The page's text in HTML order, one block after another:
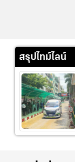
สรุปไทม์ไลน์